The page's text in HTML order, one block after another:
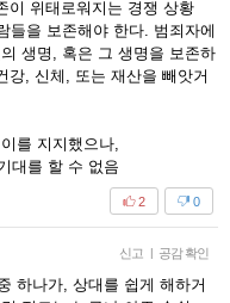
이 위태로워지는 경쟁 상황
들을 보존해야 한다. 범죄자에
생명, 혹은 그 생명을 보존하
강, 신체, 또는 재산을 빼앗거
를 지지했으나,
대를 할 수 없음
0
2
신고 | 공감 확인
하나가, 상대를 쉽게 해하거